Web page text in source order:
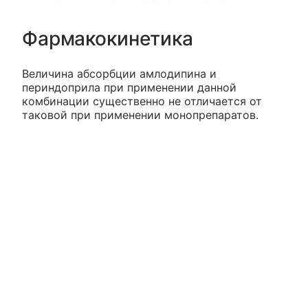
Фармакокинетика
Величина абсорбции амлодипина и
периндоприла при применении данной
комбинации существенно не отличается от
таковой при применении монопрепаратов.